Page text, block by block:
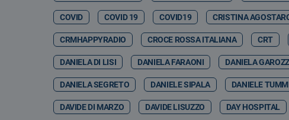
COVID COVID 19 COVID19 CRISTINA
CRMHAPPYRADIO CROCE ROSSA ITALIANA CRT
DANIELA DI LISI DANIELA FARAONI DANIELA
DANIELA SEGRETO DANIELE SIPALA DANIELE
DAVIDE DI MARZO DAVIDE LISUZZO DAY HOSPITAL